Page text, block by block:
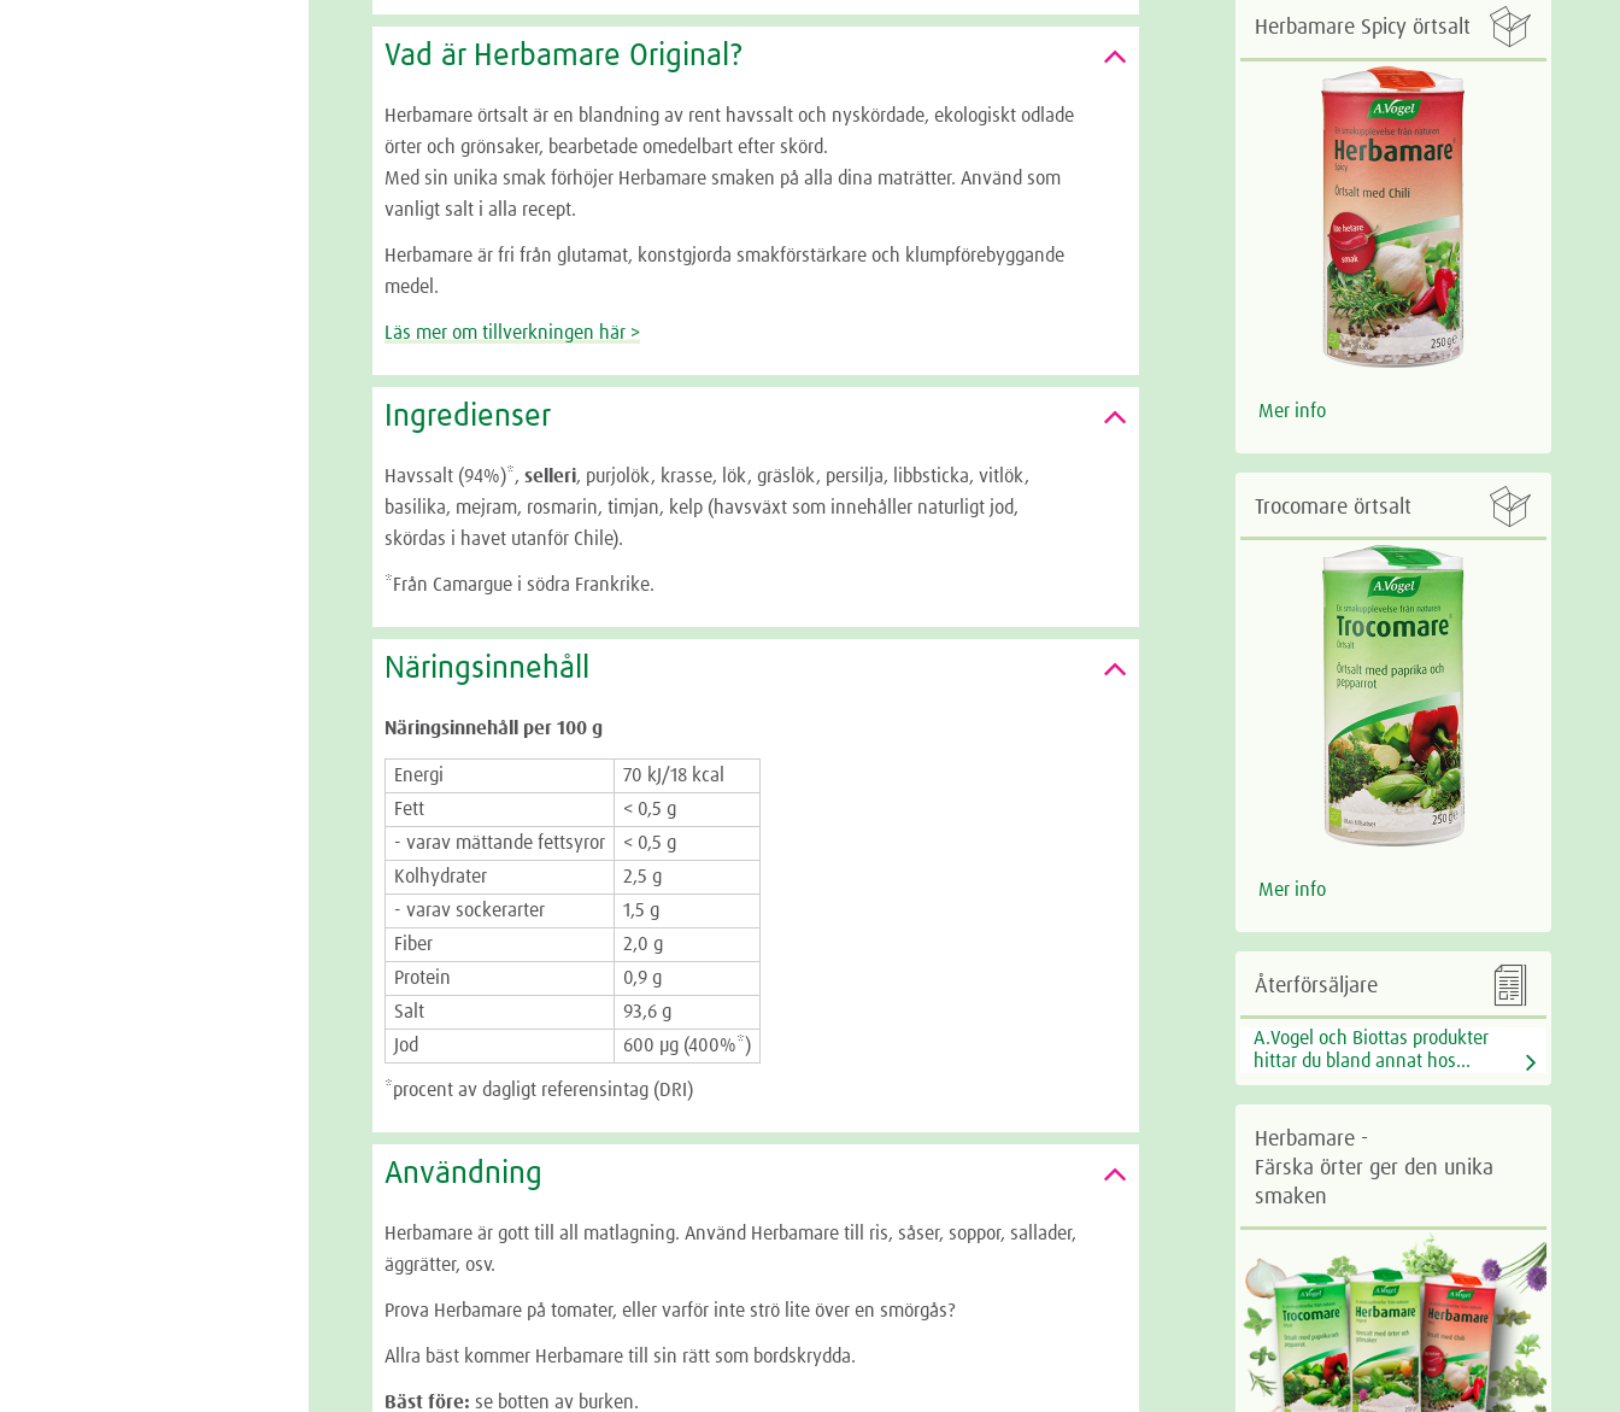
Vad är Herbamare Original?
Herbamare örtsalt är en blandning av rent havssalt och nyskördade, ekologiskt odlade
örter och grönsaker, bearbetade omedelbart efter skörd.
Med sin unika smak förhöjer Herbamare smaken på alla dina maträtter. Använd som
vanligt salt i alla recept.
Herbamare är fri från glutamat, konstgjorda smakförstärkare och klumpförebyggande
medel.
Läs mer om tillverkningen här >
Ingredienser
Havssalt (94%)*,selleri, purjolök, krasse, lök, gräslök, persilja, libbsticka, vitlök,
basilika, mejram, rosmarin, timjan, kelp (havsväxt som innehåller naturligt jod,
skördas i havet utanför Chile).
*Från Camargue i södra Frankrike.
Näringsinnehåll
Näringsinnehåll per 100 g
Energi
70 kJ/18 kcal
Fett
< 0,5 g
- varav mättande fettsyror
< 0,5 g
Kolhydrater
2,5 g
- varav sockerarter
1,5 g
Fiber
2,0 g
Protein
0,9 g
Salt
93,6 g
Jod
600 µg (400%*)
*procent av dagligt referensintag (DRI)
Användning
Herbamare är gott till all matlagning. Använd Herbamare till ris, såser, soppor, sallader,
äggrätter, osv.
Prova Herbamare på tomater, eller varför inte strö lite över en smörgås?
Allra bäst kommer Herbamare till sin rätt som bordskrydda.
Bäst före: se botten av burken.

Herbamare Spicy örtsalt
Mer info

Trocomare örtsalt
Mer info

Återförsäljare
A.Vogel och Biottas produkter
hittar du bland annat hos...
Herbamare -
Färska örter ger den unika
smaken